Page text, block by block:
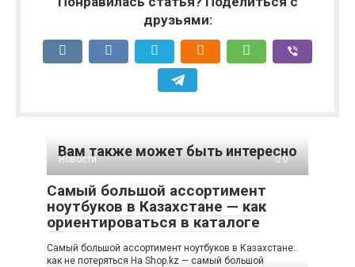
друзьями:
Вам также может быть интересно
Новости 0
Самый большой ассортимент
ноутбуков в Казахстане — как
ориентироваться в каталоге
Самый большой ассортимент ноутбуков в Казахстане:
как не потеряться На Shop.kz — самый большой